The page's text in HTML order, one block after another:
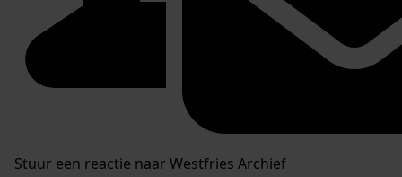
Stuur een reactie naar Westfries Archief